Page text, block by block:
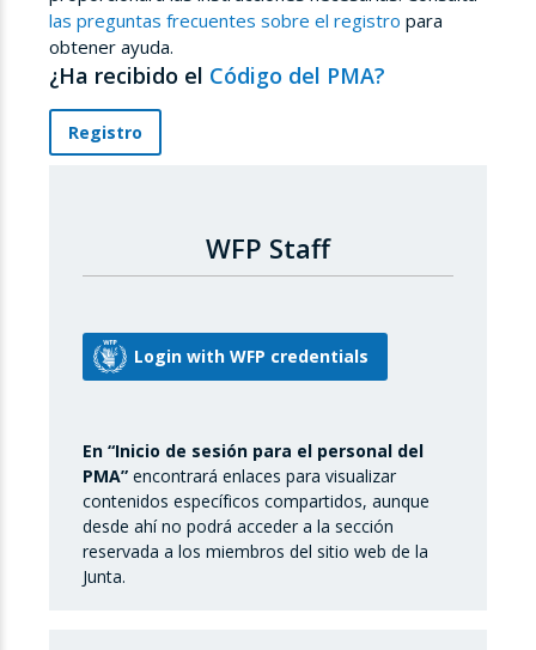
las preguntas frecuentes sobre el registro para
obtener ayuda.
¿Ha recibido el Código del PMA?
Registro
WFP Staff
En “Inicio de sesión para el personal del
PMA” encontrará enlaces para visualizar
contenidos específicos compartidos, aunque
desde ahí no podrá acceder a la sección
reservada a los miembros del sitio web de la
Junta.